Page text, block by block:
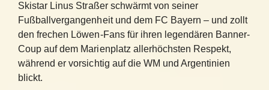
Skistar Linus Straßer schwärmt von seiner
Fußballvergangenheit und dem FC Bayern – und zollt
den frechen Löwen-Fans für ihren legendären Banner-
Coup auf dem Marienplatz allerhöchsten Respekt,
während er vorsichtig auf die WM und Argentinien
blickt.